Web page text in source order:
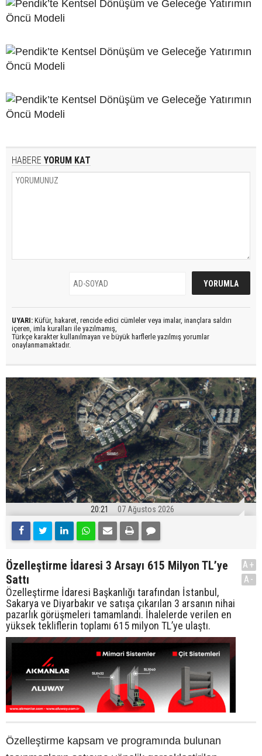
HABERE YORUM KAT
UYARI: Küfür, hakaret, rencide edici cümleler veya imalar, inançlara saldırı
içeren, imla kuralları ile yazılmamış,
Türkçe karakter kullanılmayan ve büyük harflerle yazılmış yorumlar
onaylanmamaktadır.
20:21 07 Ağustos 2026
Özelleştirme İdaresi 3 Arsayı 615 Milyon TL’ye
Sattı
Özelleştirme İdaresi Başkanlığı tarafından İstanbul,
Sakarya ve Diyarbakır ve satışa çıkarılan 3 arsanın nihai
pazarlık görüşmeleri tamamlandı. İhalelerde verilen en
yüksek tekliflerin toplamı 615 milyon TL’ye ulaştı.
A+
A-
Özelleştirme kapsam ve programında bulunan